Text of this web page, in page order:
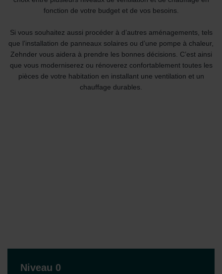
fonction de votre budget et de vos besoins.
Si vous souhaitez aussi procéder à d’autres aménagements, tels
que l’installation de panneaux solaires ou d’une pompe à chaleur,
Zehnder vous aidera à prendre les bonnes décisions. C’est ainsi
que vous moderniserez ou rénoverez confortablement toutes les
pièces de votre habitation en installant une ventilation et un
chauffage durables.
Niveau 0